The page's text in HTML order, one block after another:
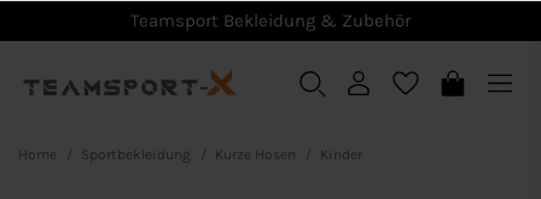
Teamsport Bekleidung & Zubehör
Home Sportbekleidung Kurze Hosen Kinder